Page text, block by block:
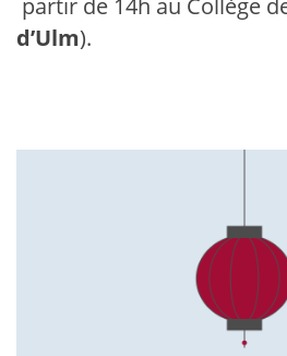
partir de 14h au Collège
d’Ulm).